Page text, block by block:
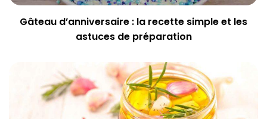
Gâteau d’anniversaire : la recette simple et les
astuces de préparation